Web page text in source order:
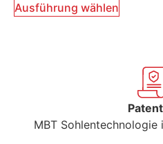
Ausführung wählen
MBT